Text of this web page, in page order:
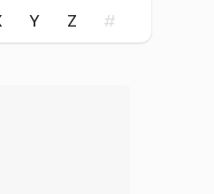
Y Z #